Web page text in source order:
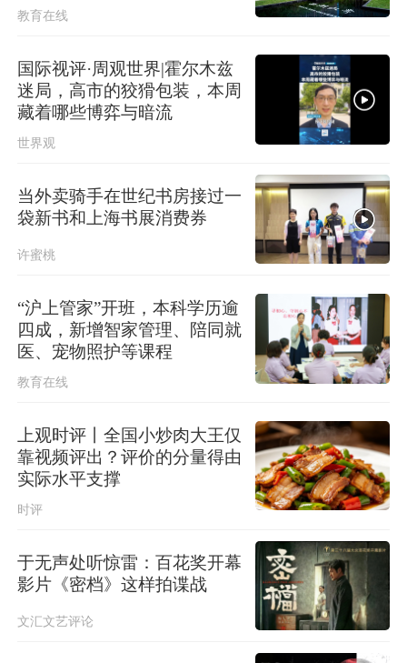
教育在线
国际视评·周观世界|霍尔木兹
迷局，高市的狡猾包装，本周
藏着哪些博弈与暗流
世界观
当外卖骑手在世纪书房接过一
袋新书和上海书展消费券
许蜜桃
“沪上管家”开班，本科学历逾
四成，新增智家管理、陪同就
医、宠物照护等课程
教育在线
上观时评丨全国小炒肉大王仅
靠视频评出？评价的分量得由
实际水平支撑
时评
于无声处听惊雷：百花奖开幕
影片《密档》这样拍谍战
文汇文艺评论